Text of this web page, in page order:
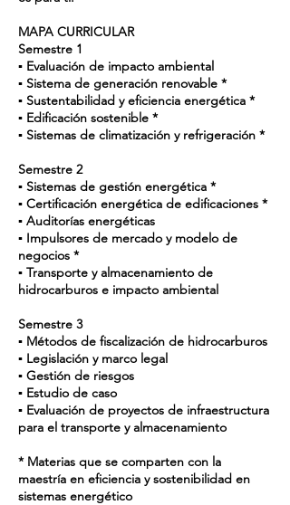
MAPA CURRICULAR
Semestre 1
▪ Evaluación de impacto ambiental
▪ Sistema de generación renovable *
▪ Sustentabilidad y eficiencia energética *
▪ Edificación sostenible *
▪ Sistemas de climatización y refrigeración *
Semestre 2
▪ Sistemas de gestión energética *
▪ Certificación energética de edificaciones *
▪ Auditorías energéticas
▪ Impulsores de mercado y modelo de
negocios *
▪ Transporte y almacenamiento de
hidrocarburos e impacto ambiental
Semestre 3
▪ Métodos de fiscalización de hidrocarburos
▪ Legislación y marco legal
▪ Gestión de riesgos
▪ Estudio de caso
▪ Evaluación de proyectos de infraestructura
para el transporte y almacenamiento
* Materias que se comparten con la
maestría en eficiencia y sostenibilidad en
sistemas energético